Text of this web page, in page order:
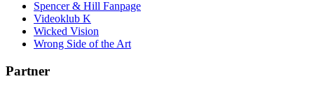
Spencer & Hill Fanpage
Videoklub K
Wicked Vision
Wrong Side of the Art
Partner